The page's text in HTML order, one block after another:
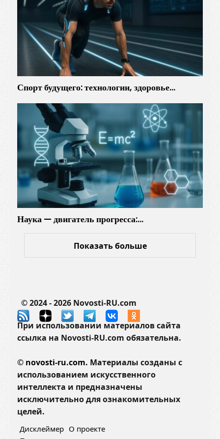
Спорт будущего: технологии, здоровье…
Наука — двигатель прогресса:…
Показать больше
© 2024 - 2026 Novosti-RU.com
При использовании материалов сайта
ссылка на Novosti-RU.com обязательна.
© novosti-ru.com. Материалы созданы с
использованием искусственного
интеллекта и предназначены
исключительно для ознакомительных
целей.
Дисклеймер О проекте